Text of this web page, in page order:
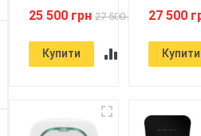
25 500 грн 27 500 грн
Купити
27 500
Купити